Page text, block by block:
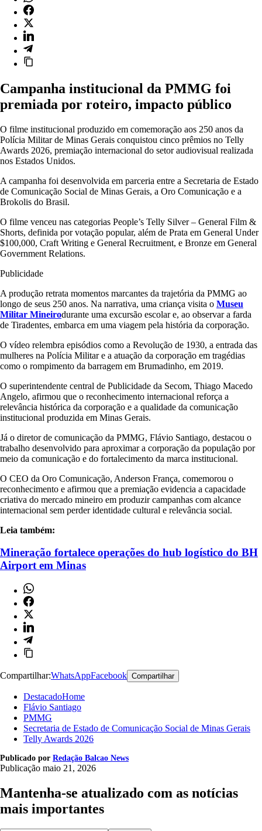
Campanha institucional da PMMG foi
premiada por roteiro, impacto público
O filme institucional produzido em comemoração aos 250 anos da
Polícia Militar de Minas Gerais conquistou cinco prêmios no Telly
Awards 2026, premiação internacional do setor audiovisual realizada
nos Estados Unidos.
A campanha foi desenvolvida em parceria entre a Secretaria de Estado
de Comunicação Social de Minas Gerais, a Oro Comunicação e a
Brokolis do Brasil.
O filme venceu nas categorias People’s Telly Silver – General Film &
Shorts, definida por votação popular, além de Prata em General Under
$100,000, Craft Writing e General Recruitment, e Bronze em General
Government Relations.
Publicidade
A produção retrata momentos marcantes da trajetória da PMMG ao
longo de seus 250 anos. Na narrativa, uma criança visita o Museu
Militar Mineirodurante uma excursão escolar e, ao observar a farda
de Tiradentes, embarca em uma viagem pela história da corporação.
O vídeo relembra episódios como a Revolução de 1930, a entrada das
mulheres na Polícia Militar e a atuação da corporação em tragédias
como o rompimento da barragem em Brumadinho, em 2019.
O superintendente central de Publicidade da Secom, Thiago Macedo
Angelo, afirmou que o reconhecimento internacional reforça a
relevância histórica da corporação e a qualidade da comunicação
institucional produzida em Minas Gerais.
Já o diretor de comunicação da PMMG, Flávio Santiago, destacou o
trabalho desenvolvido para aproximar a corporação da população por
meio da comunicação e do fortalecimento da marca institucional.
O CEO da Oro Comunicação, Anderson França, comemorou o
reconhecimento e afirmou que a premiação evidencia a capacidade
criativa do mercado mineiro em produzir campanhas com alcance
internacional sem perder identidade cultural e relevância social.
Leia também:
Mineração fortalece operações do hub logístico do BH
Airport em Minas
Compartilhar:WhatsAppFacebook Compartilhar
DestacadoHome
Flávio Santiago
PMMG
Secretaria de Estado de Comunicação Social de Minas Gerais
Telly Awards 2026
Publicado por Redação Balcao News
Publicação maio 21, 2026
Mantenha-se atualizado com as notícias
mais importantes